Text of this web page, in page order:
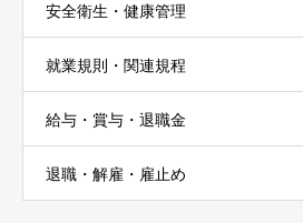
安全衛生・健康管理
就業規則・関連規程
給与・賞与・退職金
退職・解雇・雇止め